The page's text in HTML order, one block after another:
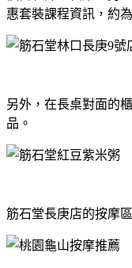
惠套裝課程資訊，約
另外，在長桌對面的
品。
筋石堂長庚店的按摩